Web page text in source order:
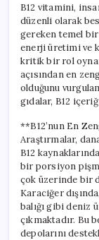
B12 vitamini,
düzenli olarak
gereken temel
enerji üretimi ve
kritik bir rol
açısından en
olduğunu
gıdalar, B12
**B12’nun En
Araştırmalar,
B12
bir porsiyon
çok üzerinde bir
Karaciğer
balığı gibi deniz
çıkmaktadır. Bu
depolarını